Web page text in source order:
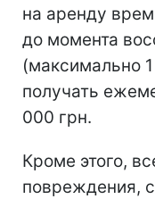
на аренду
до момента
(максимально
получать
000 грн.
Кроме этого,
повреждения,